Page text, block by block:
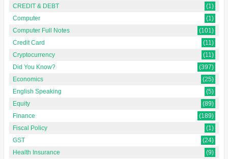
CREDIT & DEBT
(1)
Computer
(1)
Computer Full Notes
(101)
Credit Card
(11)
Cryptocurrency
(11)
Did You Know?
(397)
Economics
(25)
English Speaking
(5)
Equity
(89)
Finance
(189)
Fiscal Policy
(1)
GST
(24)
Health Insurance
(9)